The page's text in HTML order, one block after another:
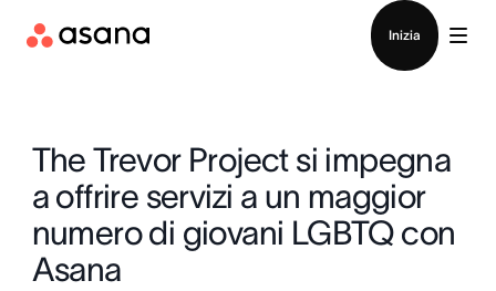
Inizia
The Trevor Project si impegna
a offrire servizi a un maggior
numero di giovani LGBTQ con
Asana